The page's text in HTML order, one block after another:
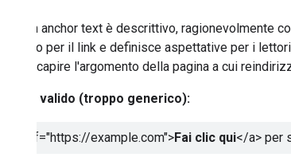
Un buon anchor text è descrittivo, ragionevolmente
contesto per il link e definisce aspettative per i
Google capire l'argomento della pagina a cui
Non valido (troppo generico):
<a href="https://example.com">Fai clic qui</a> per